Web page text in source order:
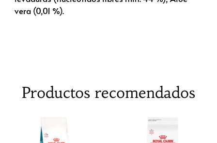
vera (0,01 %).
Productos recomendados